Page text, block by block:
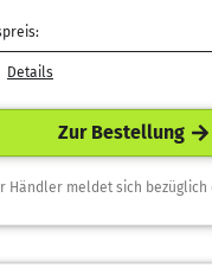
Details
Zur Bestellung
Händler meldet sich bezüglich